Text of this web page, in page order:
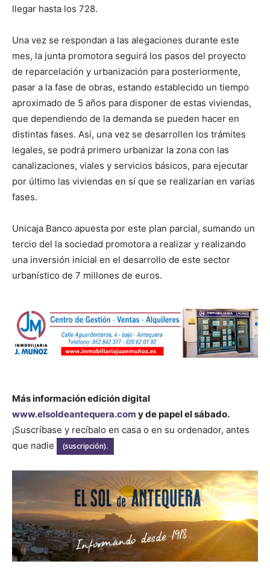
llegar hasta los 728.
Una vez se respondan a las alegaciones durante este
mes, la junta promotora seguirá los pasos del proyecto
de reparcelación y urbanización para posteriormente,
pasar a la fase de obras, estando establecido un tiempo
aproximado de 5 años para disponer de estas viviendas,
que dependiendo de la demanda se pueden hacer en
distintas fases. Así, una vez se desarrollen los trámites
legales, se podrá primero urbanizar la zona con las
canalizaciones, viales y servicios básicos, para ejecutar
por último las viviendas en sí que se realizarían en varias
fases.
Unicaja Banco apuesta por este plan parcial, sumando un
tercio del la sociedad promotora a realizar y realizando
una inversión inicial en el desarrollo de este sector
urbanístico de 7 millones de euros.
Más información edición digital
www.elsoldeantequera.com y de papel el sábado.
¡Suscríbase y recíbalo en casa o en su ordenador, antes
que nadie
(suscripción).